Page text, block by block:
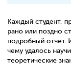
Каждый студент,
рано или поздно
подробный отчет.
чему удалось
теоретические